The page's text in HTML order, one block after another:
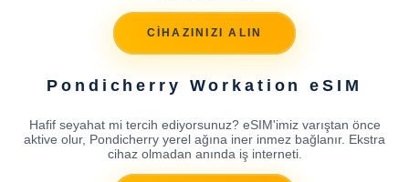
CİHAZINIZI ALIN
Pondicherry Workation eSIM
Hafif seyahat mi tercih ediyorsunuz? eSIM'imiz varıştan önce
aktive olur, Pondicherry yerel ağına iner inmez bağlanır. Ekstra
cihaz olmadan anında iş interneti.